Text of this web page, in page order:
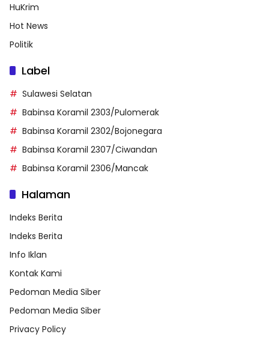
HuKrim
Hot News
Politik
Label
Sulawesi Selatan
Babinsa Koramil 2303/Pulomerak
Babinsa Koramil 2302/Bojonegara
Babinsa Koramil 2307/Ciwandan
Babinsa Koramil 2306/Mancak
Halaman
Indeks Berita
Indeks Berita
Info Iklan
Kontak Kami
Pedoman Media Siber
Pedoman Media Siber
Privacy Policy